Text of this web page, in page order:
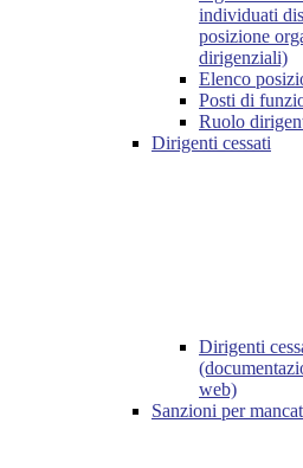
individuati
posizione
dirigenziali)
Elenco
Posti di
Ruolo
Dirigenti cessati
Dirigenti
web)
Sanzioni per